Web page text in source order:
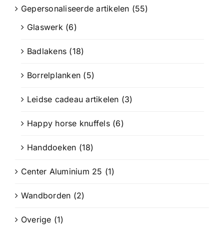
Gepersonaliseerde artikelen (55)
Glaswerk (6)
Badlakens (18)
Borrelplanken (5)
Leidse cadeau artikelen (3)
Happy horse knuffels (6)
Handdoeken (18)
Center Aluminium 25 (1)
Wandborden (2)
Overige (1)